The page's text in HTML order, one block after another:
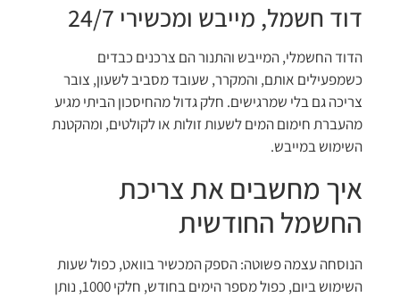
דוד חשמל, מייבש ומכשירי 24/7
הדוד החשמלי, המייבש והתנור הם צרכנים כבדים
כשמפעילים אותם, והמקרר, שעובד מסביב לשעון, צובר
צריכה גם בלי שמרגישים. חלק גדול מהחיסכון הביתי מגיע
מהעברת חימום המים לשעות זולות או לקולטים, ומהקטנת
השימוש במייבש.
איך מחשבים את צריכת
החשמל החודשית
הנוסחה עצמה פשוטה: הספק המכשיר בוואט, כפול שעות
השימוש ביום, כפול מספר הימים בחודש, חלקי 1000, נותן